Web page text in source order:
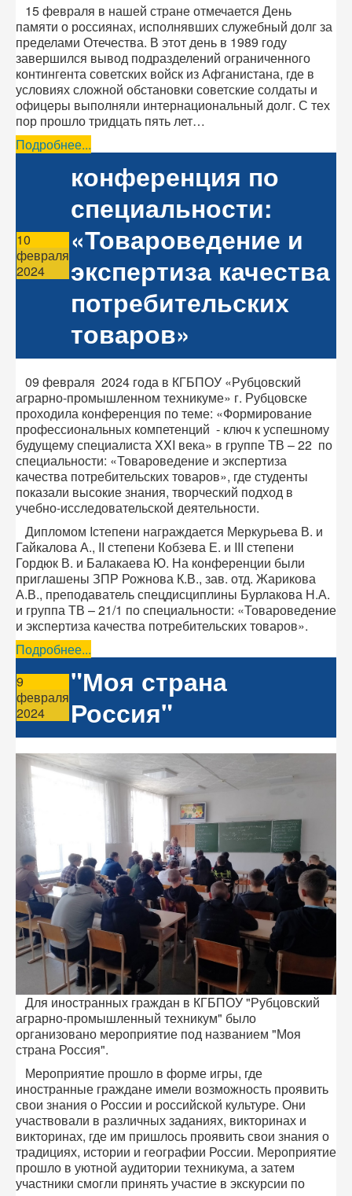
15 февраля в нашей стране отмечается День
памяти о россиянах, исполнявших служебный долг за
пределами Отечества. В этот день в 1989 году
завершился вывод подразделений ограниченного
контингента советских войск из Афганистана, где в
условиях сложной обстановки советские солдаты и
офицеры выполняли интернациональный долг. С тех
пор прошло тридцать пять лет…
Подробнее...
10
февраля
2024
конференция по
специальности:
«Товароведение и
экспертиза качества
потребительских
товаров»
09 февраля 2024 года в КГБПОУ «Рубцовский
аграрно-промышленном техникуме» г. Рубцовске
проходила конференция по теме: «Формирование
профессиональных компетенций - ключ к успешному
будущему специалиста XXI века» в группе ТВ – 22 по
специальности: «Товароведение и экспертиза
качества потребительских товаров», где студенты
показали высокие знания, творческий подход в
учебно-исследовательской деятельности.
Дипломом Iстепени награждается Меркурьева В. и
Гайкалова А., II степени Кобзева Е. и III степени
Гордюк В. и Балакаева Ю. На конференции были
приглашены ЗПР Рожнова К.В., зав. отд. Жарикова
А.В., преподаватель спецдисциплины Бурлакова Н.А.
и группа ТВ – 21/1 по специальности: «Товароведение
и экспертиза качества потребительских товаров».
Подробнее...
9
февраля
2024
"Моя страна
Россия"
Для иностранных граждан в КГБПОУ "Рубцовский
аграрно-промышленный техникум" было
организовано мероприятие под названием "Моя
страна Россия".
Мероприятие прошло в форме игры, где
иностранные граждане имели возможность проявить
свои знания о России и российской культуре. Они
участвовали в различных заданиях, викторинах и
викторинах, где им пришлось проявить свои знания о
традициях, истории и географии России. Мероприятие
прошло в уютной аудитории техникума, а затем
участники смогли принять участие в экскурсии по